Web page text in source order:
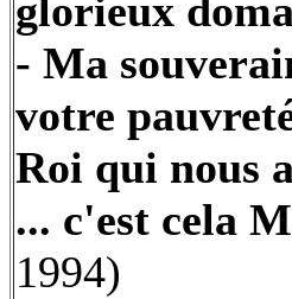
glorieux
- Ma
votre
Roi qui nous
... c'est cela
1994)